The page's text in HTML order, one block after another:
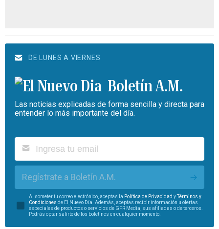
DE LUNES A VIERNES
Boletín A.M.
Las noticias explicadas de forma sencilla y directa para
entender lo más importante del día.
Regístrate a Boletín A.M.
Al someter tu correo electrónico, aceptas la Política de Privacidad y
Términos y
Condiciones de El Nuevo Día. Además, aceptas recibir información u ofertas
especiales de productos o servicios de GFR Media, sus afiliadas o de terceros.
Podrás optar salirte de los boletines en cualquier momento.